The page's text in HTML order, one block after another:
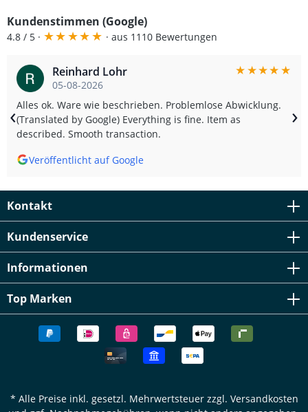
Kundenstimmen (Google)
4.8 / 5 · ★★★★★ · aus 1110 Bewertungen
Reinhard Lohr
05-08-2026
★★★★★
Alles ok. Ware wie beschrieben. Problemlose Abwicklung.
(Translated by Google) Everything is fine. Item as
described. Smooth transaction.
Veröffentlicht auf Google
‹ ›
Kontakt
Kundenservice
Informationen
Top Marken
* Alle Preise inkl. gesetzl. Mehrwertsteuer zzgl. Versandkosten